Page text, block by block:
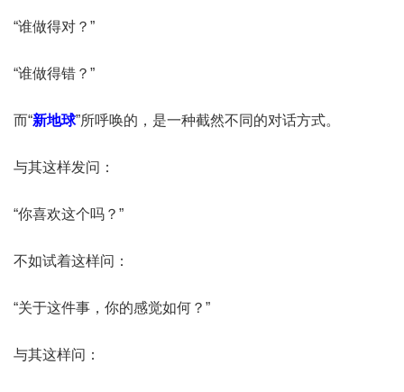
“谁做得对？”
“谁做得错？”
而“新地球”所呼唤的，是一种截然不同的对话方式。
与其这样发问：
“你喜欢这个吗？”
不如试着这样问：
“关于这件事，你的感觉如何？”
与其这样问：